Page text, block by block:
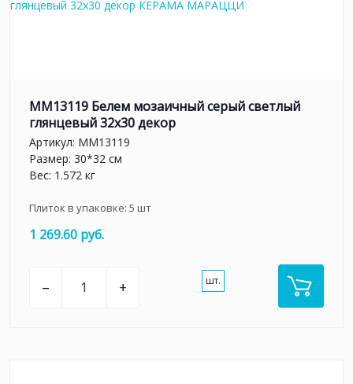
MM13119 Белем мозаичный серый светлый
глянцевый 32х30 декор
Артикул: MM13119
Размер: 30*32 см
Вес: 1.572 кг
Плиток в упаковке: 5 шт
1 269.60 руб.
– + шт.